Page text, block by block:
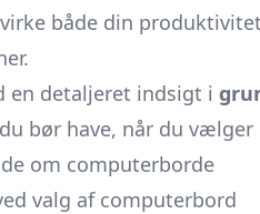
både din
en detaljeret indsigt i
du bør have, når du
om computerborde
valg af computerbord